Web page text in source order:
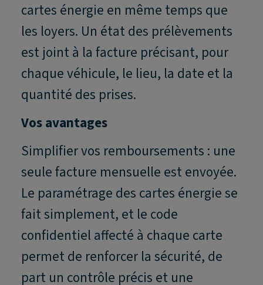
cartes énergie en même temps que
les loyers. Un état des prélèvements
est joint à la facture précisant, pour
chaque véhicule, le lieu, la date et la
quantité des prises.
Vos avantages
Simplifier vos remboursements : une
seule facture mensuelle est envoyée.
Le paramétrage des cartes énergie se
fait simplement, et le code
confidentiel affecté à chaque carte
permet de renforcer la sécurité, de
part un contrôle précis et une